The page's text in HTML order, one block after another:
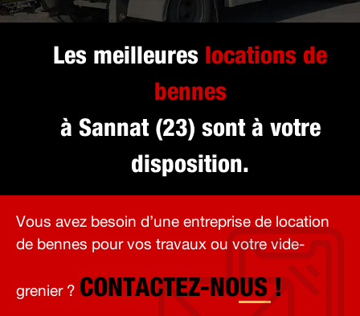
Les meilleures locations de
bennes
à Sannat (23) sont à votre
disposition.
Vous avez besoin d’une entreprise de location
de bennes pour vos travaux ou votre vide-
grenier ? CONTACTEZ-NOUS !